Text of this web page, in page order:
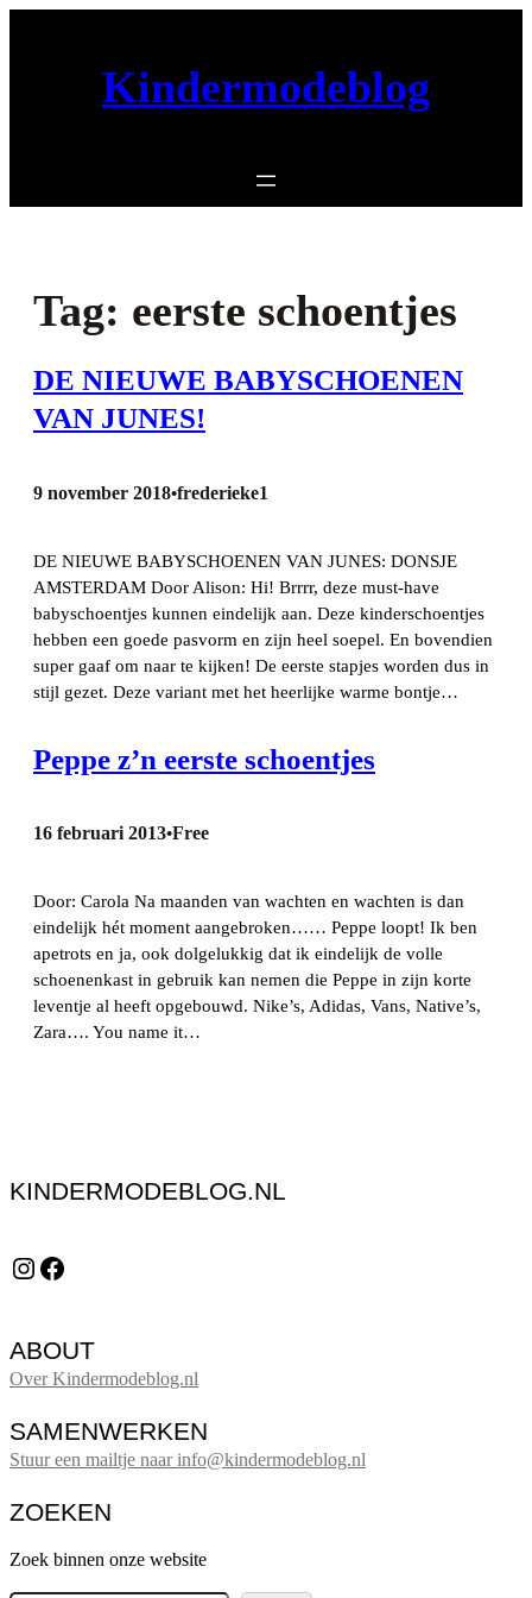
Kindermodeblog
Tag: eerste schoentjes
DE NIEUWE BABYSCHOENEN
VAN JUNES!
9 november 2018•frederieke1
DE NIEUWE BABYSCHOENEN VAN JUNES: DONSJE
AMSTERDAM Door Alison: Hi!​ Brrrr, deze must-have
babyschoentjes kunnen eindelijk aan. Deze kinderschoentjes
hebben een goede pasvorm en zijn heel soepel. En bovendien
super gaaf om naar te kijken! De eerste stapjes worden dus in
stijl gezet. Deze variant met het heerlijke warme bontje…
Peppe z’n eerste schoentjes
16 februari 2013•Free
Door: Carola Na maanden van wachten en wachten is dan
eindelijk hét moment aangebroken…… Peppe loopt! Ik ben
apetrots en ja, ook dolgelukkig dat ik eindelijk de volle
schoenenkast in gebruik kan nemen die Peppe in zijn korte
leventje al heeft opgebouwd. Nike’s, Adidas, Vans, Native’s,
Zara…. You name it…
KINDERMODEBLOG.NL
Instagram Facebook
ABOUT
Over Kindermodeblog.nl
SAMENWERKEN
Stuur een mailtje naar info@kindermodeblog.nl
ZOEKEN
Zoek binnen onze website